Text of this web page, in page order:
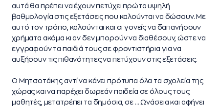
αυτά θα πρέπει να έχουν πετύχει πρώτα υψηλή
βαθμολογία στις εξετάσεις που καλούνται να δώσουν. Με
αυτό τον τρόπο, καλούνται και οι γονείς να δαπανήσουν
χρήματα ακόμα κι αν δεν μπορούν να διαθέσουν, ώστε να
εγγραφούν τα παιδιά τους σε φροντιστήρια για να
αυξήσουν τις πιθανότητες να πετύχουν στις εξετάσεις.
Ο Μητσοτάκης αντί να κάνει πρότυπα όλα τα σχολεία της
χώρας και να παρέχει δωρεάν παιδεία σε όλους τους
μαθητές, μετατρέπει τα δημόσια, σε … Ωνάσεια και αφήνει